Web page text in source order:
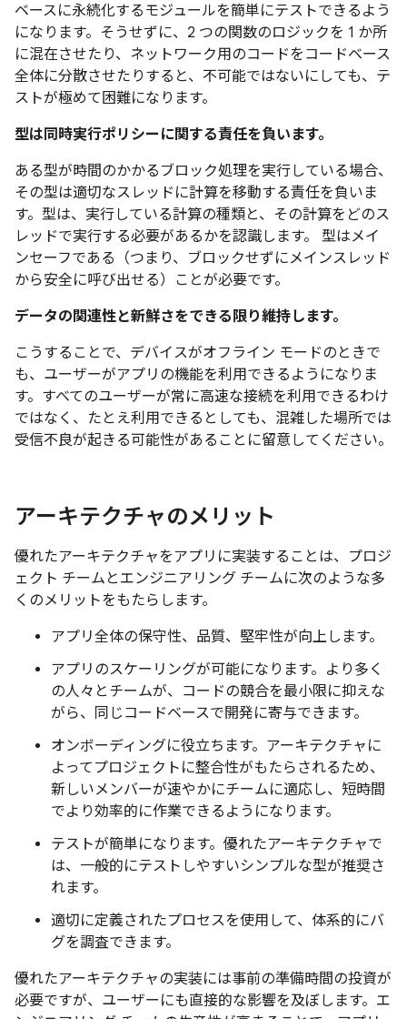
ベースに永続化するモジュールを簡単にテストできるよう
になります。そうせずに、2 つの関数のロジックを 1 か所
に混在させたり、ネットワーク用のコードをコードベース
全体に分散させたりすると、不可能ではないにしても、テ
ストが極めて困難になります。
型は同時実行ポリシーに関する責任を負います。
ある型が時間のかかるブロック処理を実行している場合、
その型は適切なスレッドに計算を移動する責任を負いま
す。型は、実行している計算の種類と、その計算をどのス
レッドで実行する必要があるかを認識します。 型はメイ
ンセーフである（つまり、ブロックせずにメインスレッド
から安全に呼び出せる）ことが必要です。
データの関連性と新鮮さをできる限り維持します。
こうすることで、デバイスがオフライン モードのときで
も、ユーザーがアプリの機能を利用できるようになりま
す。すべてのユーザーが常に高速な接続を利用できるわけ
ではなく、たとえ利用できるとしても、混雑した場所では
受信不良が起きる可能性があることに留意してください。
アーキテクチャのメリット
優れたアーキテクチャをアプリに実装することは、プロジ
ェクト チームとエンジニアリング チームに次のような多
くのメリットをもたらします。
アプリ全体の保守性、品質、堅牢性が向上します。
アプリのスケーリングが可能になります。より多く
の人々とチームが、コードの競合を最小限に抑えな
がら、同じコードベースで開発に寄与できます。
オンボーディングに役立ちます。アーキテクチャに
よってプロジェクトに整合性がもたらされるため、
新しいメンバーが速やかにチームに適応し、短時間
でより効率的に作業できるようになります。
テストが簡単になります。優れたアーキテクチャで
は、一般的にテストしやすいシンプルな型が推奨さ
れます。
適切に定義されたプロセスを使用して、体系的にバ
グを調査できます。
優れたアーキテクチャの実装には事前の準備時間の投資が
必要ですが、ユーザーにも直接的な影響を及ぼします。エ